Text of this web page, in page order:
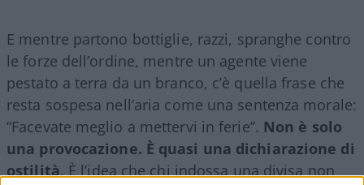
E mentre partono bottiglie, razzi, spranghe contro
le forze dell’ordine, mentre un agente viene
pestato a terra da un branco, c’è quella frase che
resta sospesa nell’aria come una sentenza morale:
“Facevate meglio a mettervi in ferie”. Non è solo
una provocazione. È quasi una dichiarazione di
ostilità. È l’idea che chi indossa una divisa non